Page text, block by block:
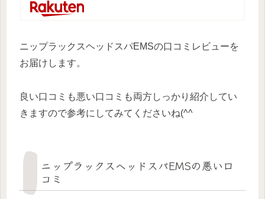
ニップラックスヘッドスパEMSの口コミレビューを
お届けします。
良い口コミも悪い口コミも両方しっかり紹介してい
きますので参考にしてみてくださいね(^^
ニップラックスヘッドスパEMSの悪い口
コミ